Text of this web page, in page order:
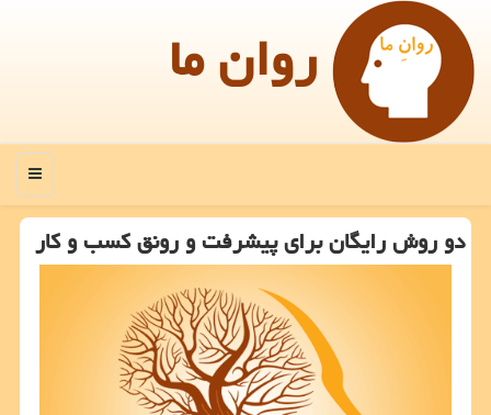
روان ما
منو
دو روش رایگان برای پیشرفت و رونق كسب و كار